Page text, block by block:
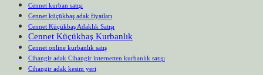
Cennet kurban satışı
Cennet küçükbaş adak fiyatları
Cennet Küçükbaş Adaklık Satışı
Cennet Küçükbaş Kurbanlık
Cennet online kurbanlık satış
Cihangir adak Cihangir internetten kurbanlık satışı
Cihangir adak kesim yeri